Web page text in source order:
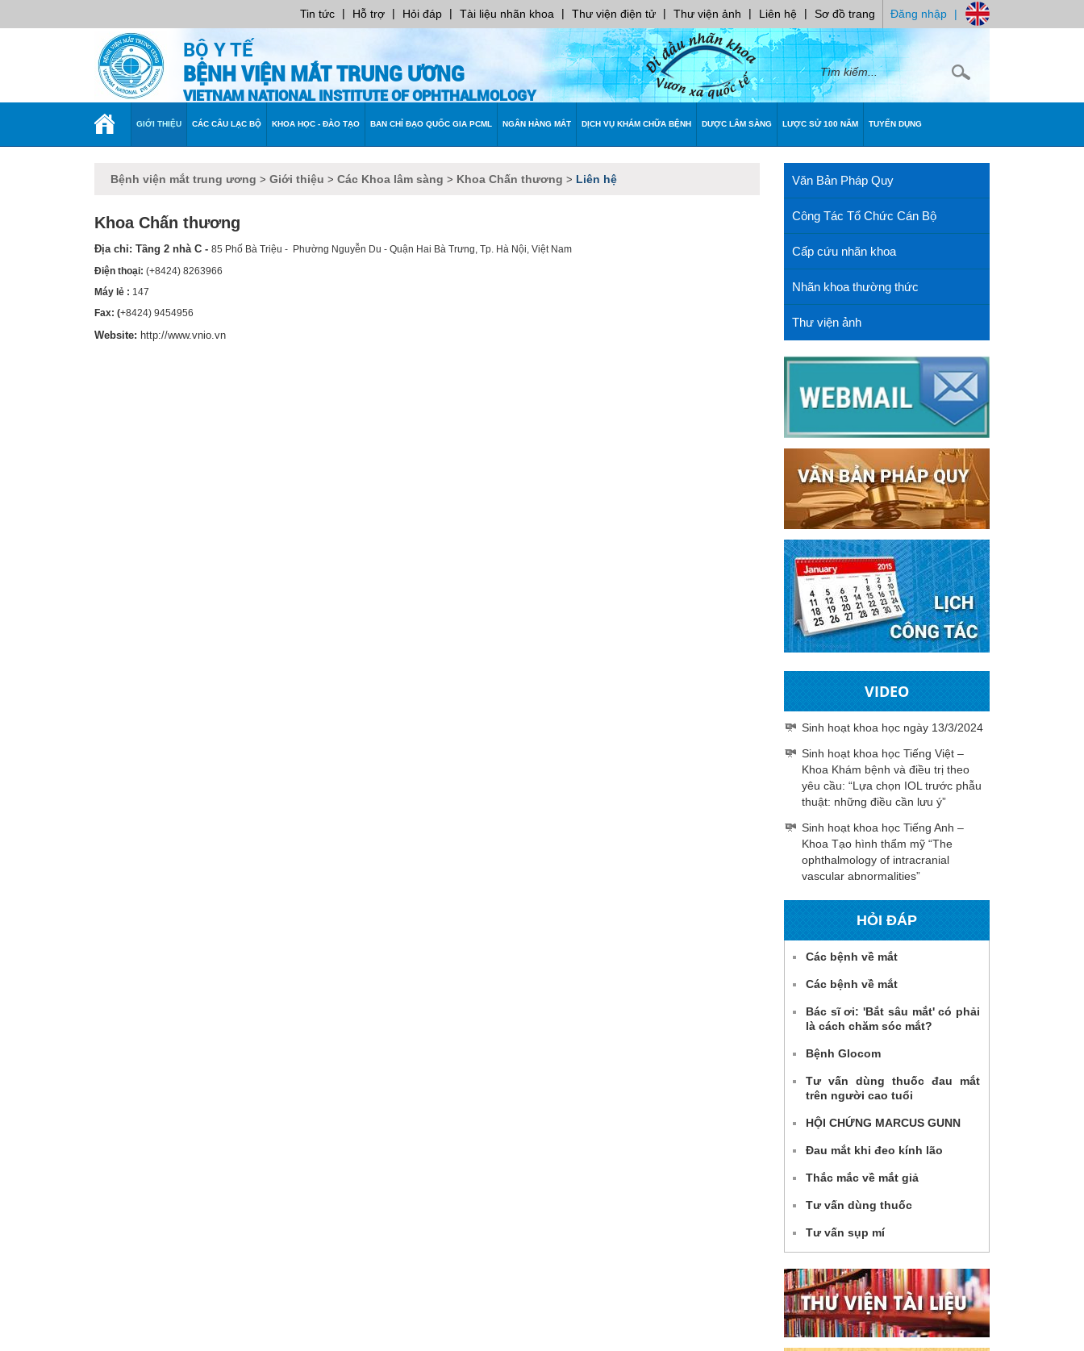
Tin tức | Hỗ trợ | Hỏi đáp | Tài liệu nhãn khoa | Thư viện điện tử | Thư viện ảnh | Liên hệ | Sơ đồ trang Đăng nhập |
BỘ Y TẾ
BỆNH VIỆN MẮT TRUNG ƯƠNG
VIETNAM NATIONAL INSTITUTE OF OPHTHALMOLOGY
TRANG GIỚI THIỆU CÁC CÂU LẠC BỘ KHOA HỌC - ĐÀO TẠO BAN CHỈ ĐẠO QUỐC GIA PCML NGÂN HÀNG MẮT DỊCH VỤ KHÁM CHỮA BỆNH DƯỢC LÂM SÀNG LƯỢC SỬ 100 NĂM TUYỂN DỤNG
Bệnh viện mắt trung ương > Giới thiệu > Các Khoa lâm sàng > Khoa Chấn thương > Liên hệ
Khoa Chấn thương
Địa chỉ: Tầng 2 nhà C - 85 Phố Bà Triệu - Phường Nguyễn Du - Quận Hai Bà Trưng, Tp. Hà Nội, Việt Nam
Điện thoại: (+8424) 8263966
Máy lẻ : 147
Fax: (+8424) 9454956
Website: http://www.vnio.vn
Văn Bản Pháp Quy
Công Tác Tổ Chức Cán Bộ
Cấp cứu nhãn khoa
Nhãn khoa thường thức
Thư viện ảnh
VIDEO
Sinh hoạt khoa học ngày 13/3/2024
Sinh hoạt khoa học Tiếng Việt –
Khoa Khám bệnh và điều trị theo
yêu cầu: “Lựa chọn IOL trước phẫu
thuật: những điều cần lưu ý”
Sinh hoạt khoa học Tiếng Anh –
Khoa Tạo hình thẩm mỹ “The
ophthalmology of intracranial
vascular abnormalities”
HỎI ĐÁP
Các bệnh về mắt
Các bệnh về mắt
Bác sĩ ơi: 'Bắt sâu mắt' có phải
là cách chăm sóc mắt?
Bệnh Glocom
Tư vấn dùng thuốc đau mắt
trên người cao tuổi
HỘI CHỨNG MARCUS GUNN
Đau mắt khi đeo kính lão
Thắc mắc về mắt giả
Tư vấn dùng thuốc
Tư vấn sụp mí